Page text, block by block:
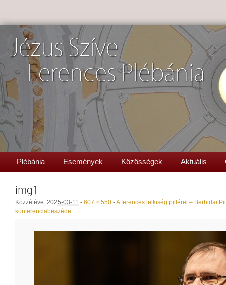
Jézus Szíve
Ferences Plébánia
Plébánia Események Közösségek Aktuális
img1
Közzétéve: 2025-03-11 - 607 × 550 -A ferences lelkiség pillérei – Berhidai
konferenciabeszéde